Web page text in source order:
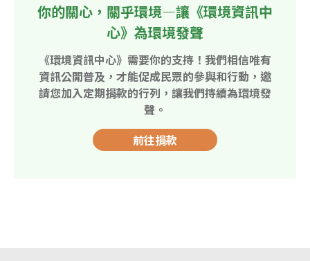
你的關心，關乎環境—讓《環境資訊中
心》為環境發聲
《環境資訊中心》需要你的支持！我們相信唯有
資訊公開普及，才能促成民眾的參與和行動，邀
請您加入定期捐款的行列，讓我們持續為環境發
聲。
前往捐款